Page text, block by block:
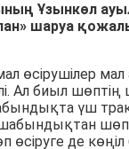
Ұзынкөл
шаруа
өсірушілер
Ал биыл
үш
шабындықтан
өсіруге де